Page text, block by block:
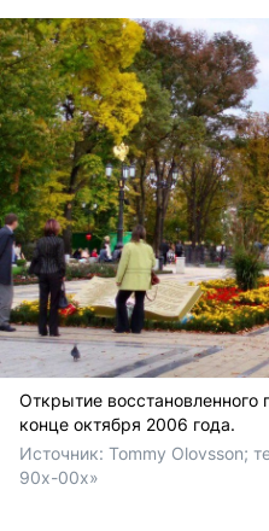
Открытие восстановленного
конце октября 2006 года.
Источник: Tommy Olovsson;
90х-00х»